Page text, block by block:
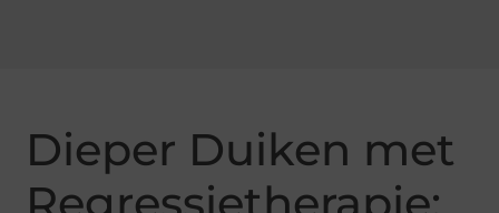
Dieper Duiken met